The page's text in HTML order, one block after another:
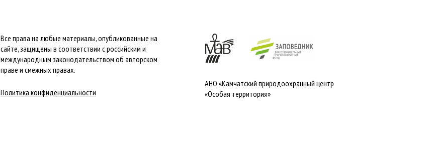
Все права на любые материалы, опубликованные на
сайте, защищены в соответствии с российским и
международным законодательством об авторском
праве и смежных правах.
Политика конфиденциальности
АНО «Камчатский природоохранный центр
«Особая территория»